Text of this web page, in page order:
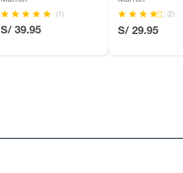
(1)
S/ 39.95
(2)
S/ 29.95